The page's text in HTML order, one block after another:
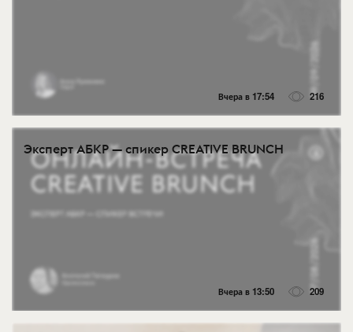
Вчера в 17:54 216
Эксперт АБКР — спикер CREATIVE BRUNCH
Вчера в 13:50 209